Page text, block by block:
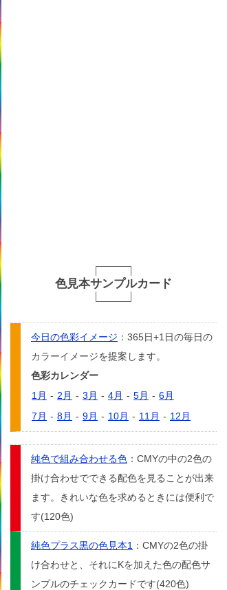
色見本サンプルカード
今日の色彩イメージ ：365日+1日の毎日の
カラーイメージを提案します。
色彩カレンダー
1月 - 2月 - 3月 - 4月 - 5月 - 6月
7月 - 8月 - 9月 - 10月 - 11月 - 12月
純色で組み合わせる色 ：CMYの中の2色の
掛け合わせでできる配色を見ることが出来
ます。きれいな色を求めるときには便利で
す(120色)
純色プラス黒の色見本1 ：CMYの2色の掛
け合わせと、それにKを加えた色の配色サ
ンプルのチェックカードです(420色)